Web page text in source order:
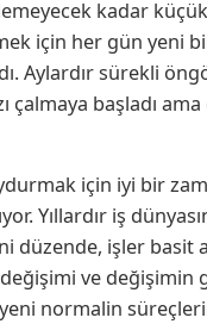
kadar
için her gün yeni
Aylardır sürekli
çalmaya başladı
için iyi bir
Yıllardır iş
düzende, işler
ve
normalin